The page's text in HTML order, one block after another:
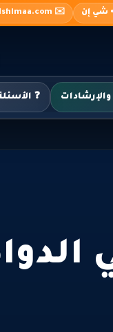
شي إن ✉️ info@alshimaa.com
❓